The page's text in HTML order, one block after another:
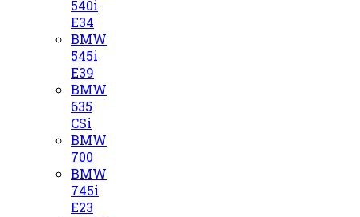
540i
E34
BMW
545i
E39
BMW
635
CSi
BMW
700
BMW
745i
E23